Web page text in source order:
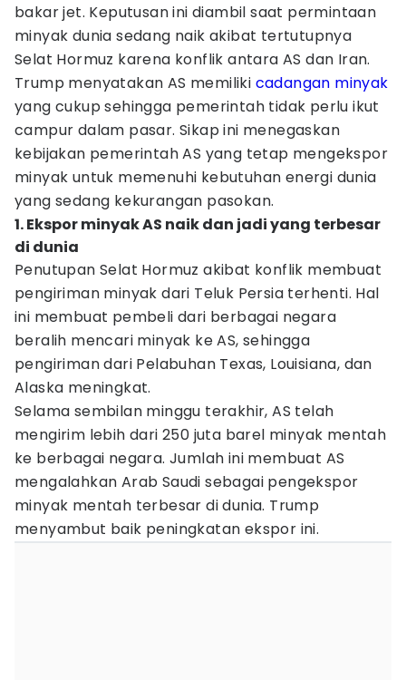
bakar jet. Keputusan ini diambil saat permintaan
minyak dunia sedang naik akibat tertutupnya
Selat Hormuz karena konflik antara AS dan Iran.
Trump menyatakan AS memiliki cadangan minyak
yang cukup sehingga pemerintah tidak perlu ikut
campur dalam pasar. Sikap ini menegaskan
kebijakan pemerintah AS yang tetap mengekspor
minyak untuk memenuhi kebutuhan energi dunia
yang sedang kekurangan pasokan.
1. Ekspor minyak AS naik dan jadi yang terbesar
di dunia
Penutupan Selat Hormuz akibat konflik membuat
pengiriman minyak dari Teluk Persia terhenti. Hal
ini membuat pembeli dari berbagai negara
beralih mencari minyak ke AS, sehingga
pengiriman dari Pelabuhan Texas, Louisiana, dan
Alaska meningkat.
Selama sembilan minggu terakhir, AS telah
mengirim lebih dari 250 juta barel minyak mentah
ke berbagai negara. Jumlah ini membuat AS
mengalahkan Arab Saudi sebagai pengekspor
minyak mentah terbesar di dunia. Trump
menyambut baik peningkatan ekspor ini.